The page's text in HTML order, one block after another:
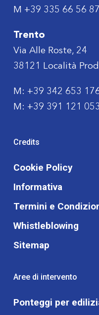
M +39 335 66 56
Trento
Via Alle Roste, 24
38121 Località
M: +39 342 653
M: +39 391 121
Credits
Cookie Policy
Informativa
Termini e
Whistleblowing
Sitemap
Aree di intervento
Ponteggi per